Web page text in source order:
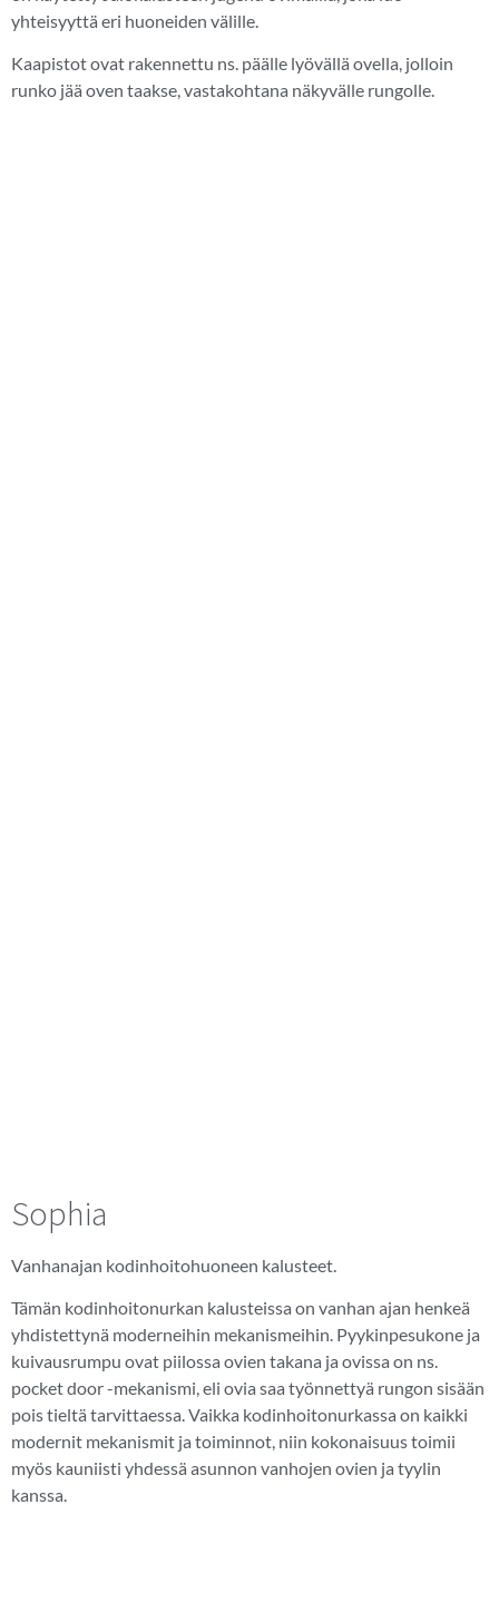
yhteisyyttä eri huoneiden välille.
Kaapistot ovat rakennettu ns. päälle lyövällä ovella, jolloin
runko jää oven taakse, vastakohtana näkyvälle rungolle.
Sophia
Vanhanajan kodinhoitohuoneen kalusteet.
Tämän kodinhoitonurkan kalusteissa on vanhan ajan henkeä
yhdistettynä moderneihin mekanismeihin. Pyykinpesukone ja
kuivausrumpu ovat piilossa ovien takana ja ovissa on ns.
pocket door -mekanismi, eli ovia saa työnnettyä rungon sisään
pois tieltä tarvittaessa. Vaikka kodinhoitonurkassa on kaikki
modernit mekanismit ja toiminnot, niin kokonaisuus toimii
myös kauniisti yhdessä asunnon vanhojen ovien ja tyylin
kanssa.